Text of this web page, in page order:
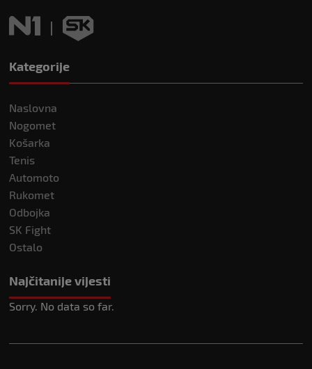
Kategorije
Naslovna
Nogomet
Košarka
Tenis
Automoto
Rukomet
Odbojka
SK Fight
Ostalo
Najčitanije vijesti
Sorry. No data so far.